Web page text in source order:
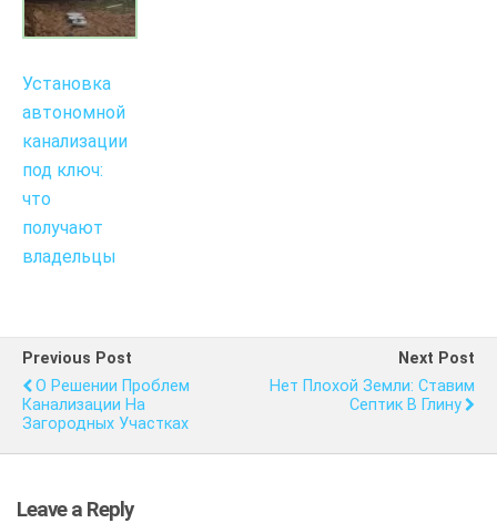
Установка
автономной
канализации
под ключ:
что
получают
владельцы
Previous Post
О Решении Проблем
Канализации На
Загородных Участках
Next Post
Нет Плохой Земли: Ставим
Септик В Глину
Leave a Reply